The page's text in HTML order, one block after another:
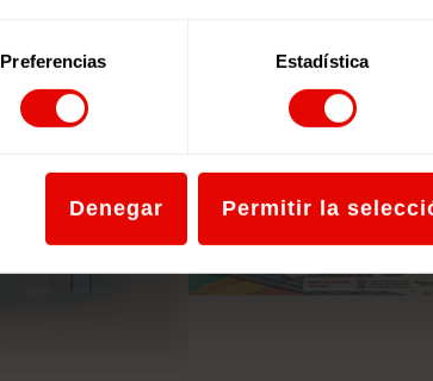
Preferencias Estadística
Denegar Permitir la